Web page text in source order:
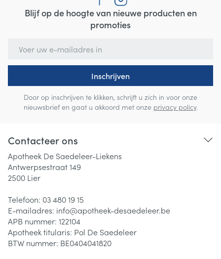
Blijf op de hoogte van nieuwe producten en
promoties
Inschrijven
Door op inschrijven te klikken, schrijft u zich in voor onze
nieuwsbrief en gaat u akkoord met onze privacy policy.
Contacteer ons
Apotheek De Saedeleer-Liekens
Antwerpsestraat 149
2500 Lier
Telefoon: 03 480 19 15
E-mailadres: info@apotheek-desaedeleer.be
APB nummer: 122104
Apotheek titularis: Pol De Saedeleer
BTW nummer: BE0404041820